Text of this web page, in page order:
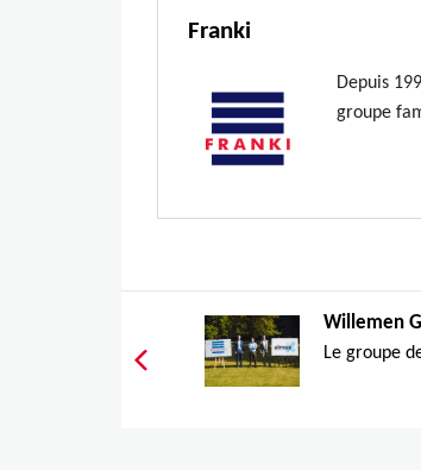
Franki
Depuis
groupe
Willemen
Le groupe